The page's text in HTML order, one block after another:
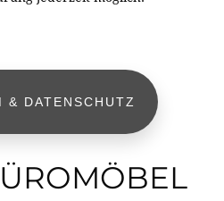
& DATENSCHUTZ